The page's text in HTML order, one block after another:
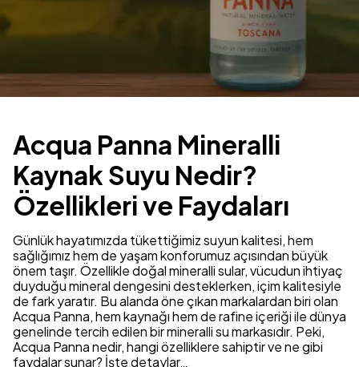
Acqua Panna Mineralli
Kaynak Suyu Nedir?
Özellikleri ve Faydaları
Günlük hayatımızda tükettiğimiz suyun kalitesi, hem
sağlığımız hem de yaşam konforumuz açısından büyük
önem taşır. Özellikle doğal mineralli sular, vücudun ihtiyaç
duyduğu mineral dengesini desteklerken, içim kalitesiyle
de fark yaratır. Bu alanda öne çıkan markalardan biri olan
Acqua Panna, hem kaynağı hem de rafine içeriği ile dünya
genelinde tercih edilen bir mineralli su markasıdır. Peki,
Acqua Panna nedir, hangi özelliklere sahiptir ve ne gibi
faydalar sunar? İşte detaylar…